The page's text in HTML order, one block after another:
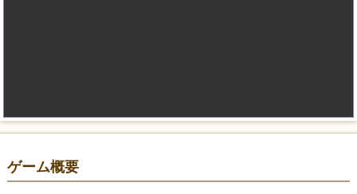
ゲーム概要